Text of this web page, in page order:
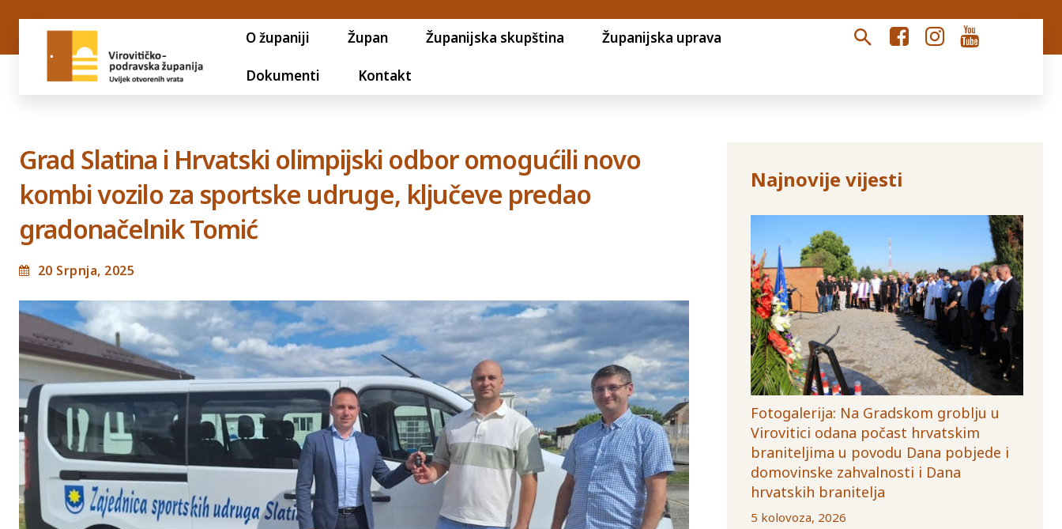
O županiji Župan Županijska skupština Županijska uprava
Dokumenti Kontakt
Grad Slatina i Hrvatski olimpijski odbor omogućili novo
kombi vozilo za sportske udruge, ključeve predao
gradonačelnik Tomić
20 Srpnja, 2025
Najnovije vijesti
Fotogalerija: Na Gradskom groblju u
Virovitici odana počast hrvatskim
braniteljima u povodu Dana pobjede i
domovinske zahvalnosti i Dana
hrvatskih branitelja
5 kolovoza, 2026